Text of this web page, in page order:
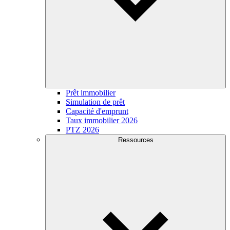
Prêt immobilier
Simulation de prêt
Capacité d'emprunt
Taux immobilier 2026
PTZ 2026
Ressources